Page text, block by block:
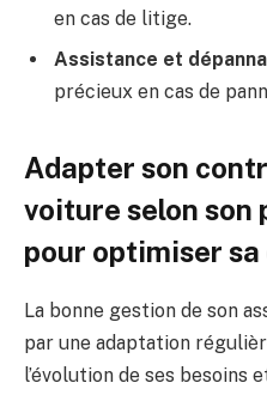
en cas de litige.
Assistance et
précieux en cas de
Adapter son
voiture selon son
pour optimiser
La bonne gestion de son
par une adaptation
l’évolution de ses besoins